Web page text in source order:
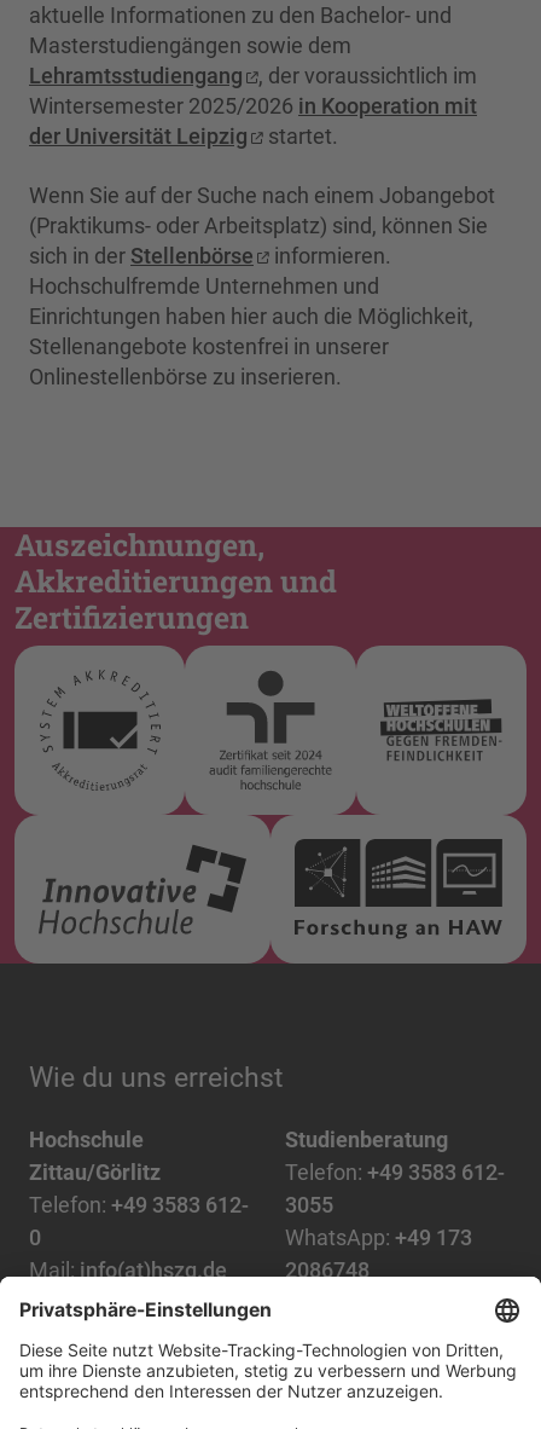
aktuelle Informationen zu den Bachelor- und
Masterstudiengängen sowie dem
Lehramtsstudiengang
, der voraussichtlich im
Wintersemester 2025/2026 in Kooperation mit
der Universität Leipzig
startet.
Wenn Sie auf der Suche nach einem Jobangebot
(Praktikums- oder Arbeitsplatz) sind, können Sie
sich in der Stellenbörse
informieren.
Hochschulfremde Unternehmen und
Einrichtungen haben hier auch die Möglichkeit,
Stellenangebote kostenfrei in unserer
Onlinestellenbörse zu inserieren.
Auszeichnungen,
Akkreditierungen und
Zertifizierungen
Wie du uns erreichst
Hochschule
Zittau/Görlitz
Telefon: +49 3583 612-
0
Mail: info(at)hszg.de
Studienberatung
Telefon: +49 3583 612-
3055
WhatsApp: +49 173
2086748